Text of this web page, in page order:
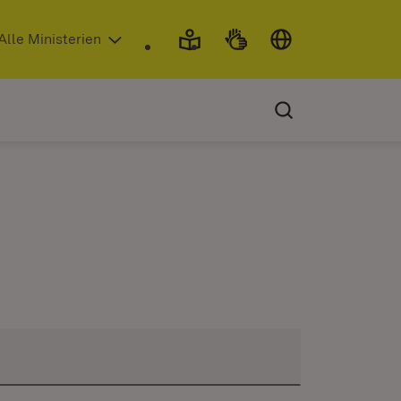
neuem Fenster)
Ministerien